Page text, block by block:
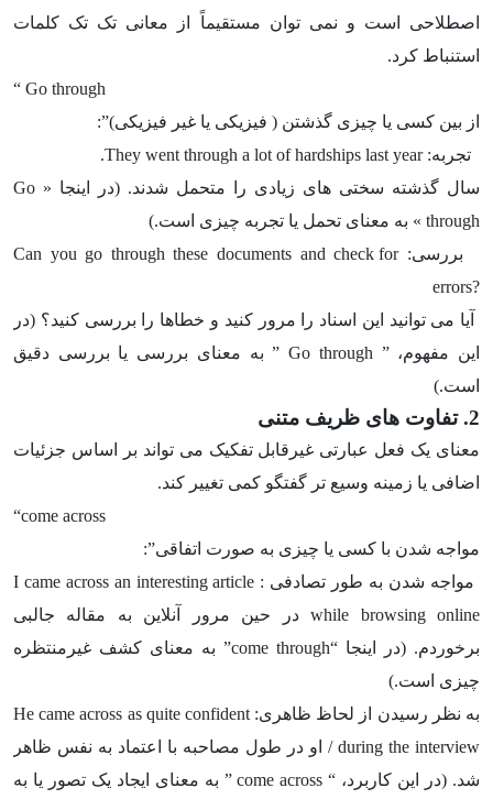
اصطلاحی است و نمی توان مستقیماً از معانی تک تک کلمات
استنباط کرد.
“ Go through
از بین کسی یا چیزی گذشتن ( فیزیکی یا غیر فیزیکی)”:
تجربه: They went through a lot of hardships last year.
سال گذشته سختی های زیادی را متحمل شدند. (در اینجا « Go
through » به معنای تحمل یا تجربه چیزی است.)
بررسی: Can you go through these documents and check for
errors?
آیا می توانید این اسناد را مرور کنید و خطاها را بررسی کنید؟ (در
این مفهوم، ” Go through ” به معنای بررسی یا بررسی دقیق
است.)
2. تفاوت های ظریف متنی
معنای یک فعل عبارتی غیرقابل تفکیک می تواند بر اساس جزئیات
اضافی یا زمینه وسیع تر گفتگو کمی تغییر کند.
“come across
مواجه شدن با کسی یا چیزی به صورت اتفاقی”:
مواجه شدن به طور تصادفی : I came across an interesting article
while browsing onlineدر حین مرور آنلاین به مقاله جالبی
برخوردم. (در اینجا “come through” به معنای کشف غیرمنتظره
چیزی است.)
به نظر رسیدن از لحاظ ظاهری:He came across as quite confident
during the interview / او در طول مصاحبه با اعتماد به نفس ظاهر
شد. (در این کاربرد، “ come across” به معنای ایجاد یک تصور یا به